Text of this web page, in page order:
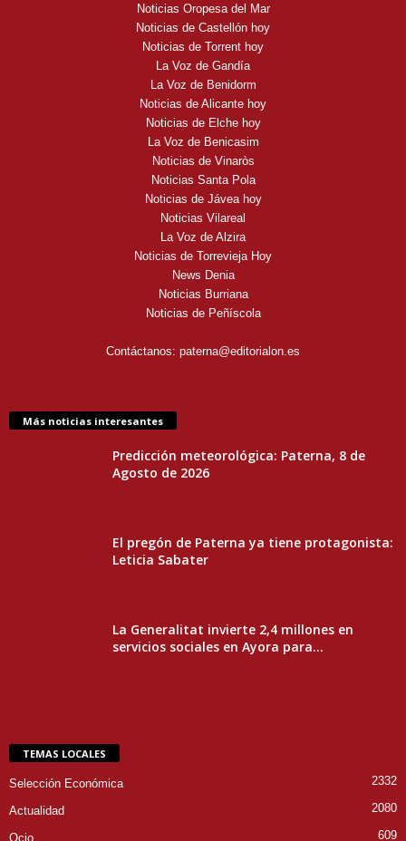
Noticias Oropesa del Mar
Noticias de Castellón hoy
Noticias de Torrent hoy
La Voz de Gandía
La Voz de Benidorm
Noticias de Alicante hoy
Noticias de Elche hoy
La Voz de Benicasim
Noticias de Vinaròs
Noticias Santa Pola
Noticias de Jávea hoy
Noticias Vilareal
La Voz de Alzira
Noticias de Torrevieja Hoy
News Denia
Noticias Burriana
Noticias de Peñíscola
Contáctanos: paterna@editorialon.es
Más noticias interesantes
Predicción meteorológica: Paterna, 8 de
Agosto de 2026
El pregón de Paterna ya tiene protagonista:
Leticia Sabater
La Generalitat invierte 2,4 millones en
servicios sociales en Ayora para...
TEMAS LOCALES
Selección Económica 2332
Actualidad 2080
Ocio 609